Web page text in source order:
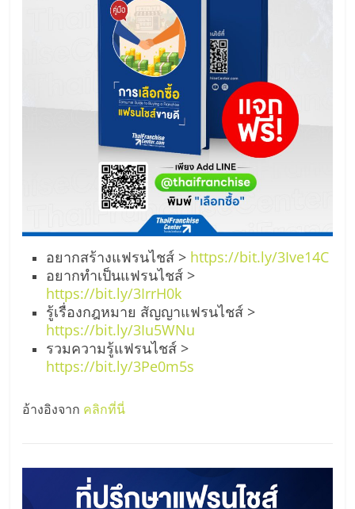
อยากสร้างแฟรนไชส์ > https://bit.ly/3Ive14C
อยากทำเป็นแฟรนไชส์ >
https://bit.ly/3IrrH0k
รู้เรื่องกฎหมาย สัญญาแฟรนไชส์ >
https://bit.ly/3Iu5WNu
รวมความรู้แฟรนไชส์ >
https://bit.ly/3Pe0m5s
อ้างอิงจาก คลิกที่นี่